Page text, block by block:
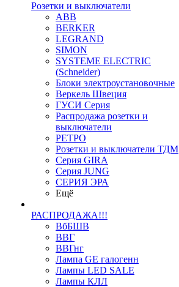
Розетки и выключатели
ABB
BERKER
LEGRAND
SIMON
SYSTEME ELECTRIC
(Schneider)
Блоки электроустановочные
Веркель Швеция
ГУСИ Серия
Распродажа розетки и
выключатели
РЕТРО
Розетки и выключатели ТДМ
Серия GIRA
Серия JUNG
СЕРИЯ ЭРА
Ещё
РАСПРОДАЖА!!!
ВбБШВ
ВВГ
ВВГнг
Лампа GE галогенн
Лампы LED SALE
Лампы КЛЛ